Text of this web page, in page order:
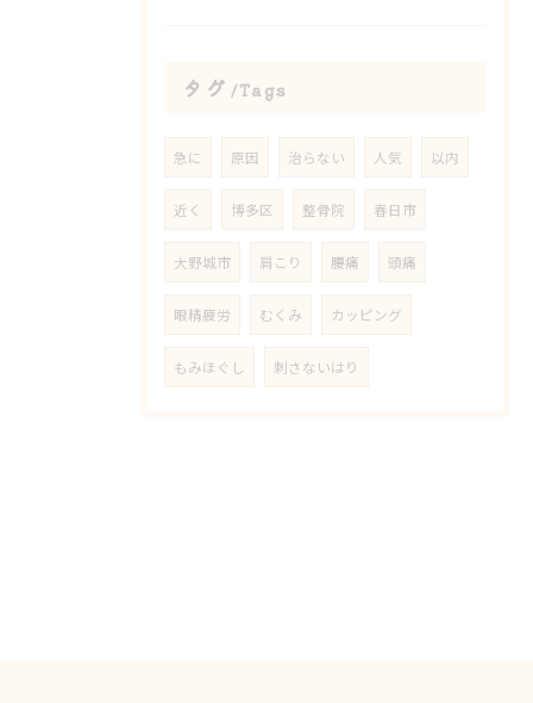
タグ Tags
急に 原因 治らない 人気 以内
近く 博多区 整骨院 春日市
大野城市 肩こり 腰痛 頭痛
眼精疲労 むくみ カッピング
もみほぐし 刺さないはり